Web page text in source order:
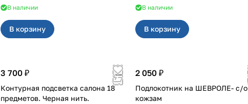
В наличии
В корзину
В наличии
В корзину
3 700 ₽
Контурная подсветка салона 18
предметов. Черная нить.
2 050 ₽
Подлокотник на ШЕВРОЛЕ- с/о
кожзам